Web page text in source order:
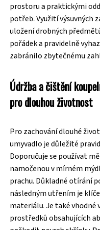
prostoru a praktickými
potřeb. Využití výsuvných
uložení drobných
pořádek a pravidelně
zabránilo zbytečnému
Údržba a čištění
pro dlouhou životnost
Pro zachování dlouhé
umyvadlo je důležité
Doporučuje se používat
namočenou v mírném
prachu. Důkladné otírání
následným utřením je
materiálu. Je také vhodné
prostředků obsahujících